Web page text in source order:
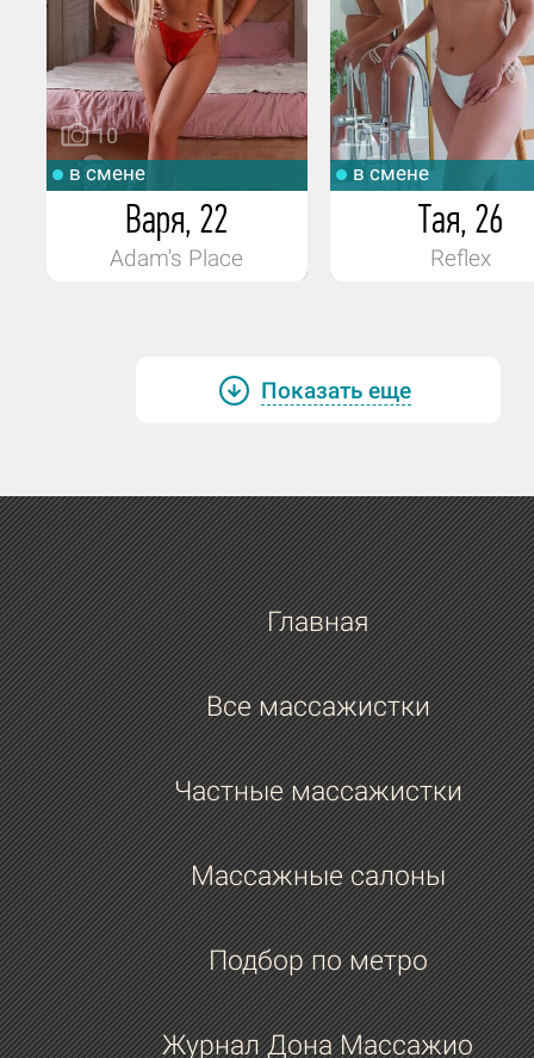
в смене
Варя, 22
Adam's Place
10
в смене
Тая, 26
Reflex
5
Показать еще
Главная
Все массажистки
Частные массажистки
Массажные салоны
Подбор по метро
Журнал Дона Массажио